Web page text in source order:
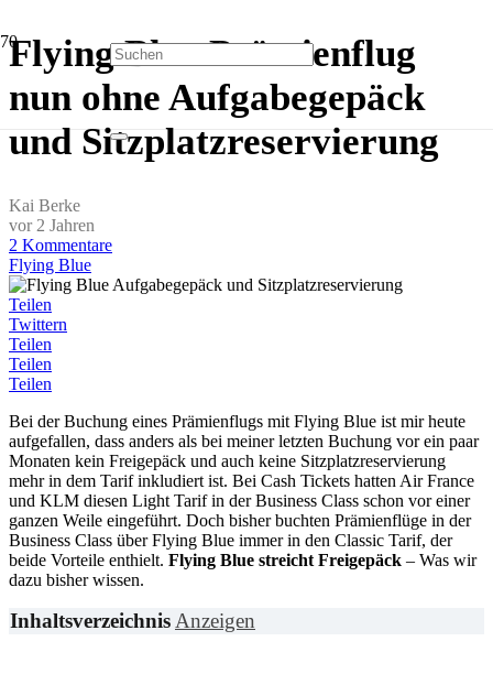
Flying Blue Prämienflug
nun ohne Aufgabegepäck
und Sitzplatzreservierung
Kai Berke
vor 2 Jahren
2 Kommentare
Flying Blue
Teilen
Twittern
Teilen
Teilen
Teilen
Bei der Buchung eines Prämienflugs mit Flying Blue ist mir heute
aufgefallen, dass anders als bei meiner letzten Buchung vor ein paar
Monaten kein Freigepäck und auch keine Sitzplatzreservierung
mehr in dem Tarif inkludiert ist. Bei Cash Tickets hatten Air France
und KLM diesen Light Tarif in der Business Class schon vor einer
ganzen Weile eingeführt. Doch bisher buchten Prämienflüge in der
Business Class über Flying Blue immer in den Classic Tarif, der
beide Vorteile enthielt. Flying Blue streicht Freigepäck – Was wir
dazu bisher wissen.
InhaltsverzeichnisAnzeigen